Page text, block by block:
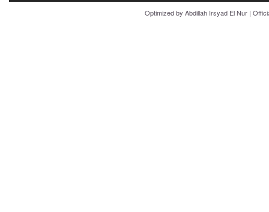
Optimized by Abdillah Irsyad El Nur |